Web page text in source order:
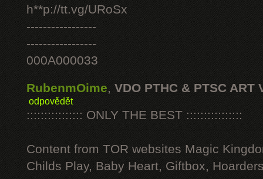
h**p://tt.vg/URoSx
-----------------
-----------------
000A000033
RubenmOime, VDO PTHC & PTSC ART
odpovědět
:::::::::::::::: ONLY THE BEST ::::::::::::::::
Content from TOR websites Magic
Childs Play, Baby Heart, Giftbox,